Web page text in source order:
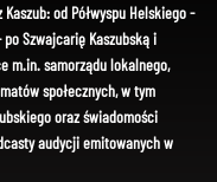
od Półwyspu Helskiego -
po Szwajcarię Kaszubską i
m.in. samorządu lokalnego,
społecznych, w tym
oraz świadomości
audycji emitowanych w